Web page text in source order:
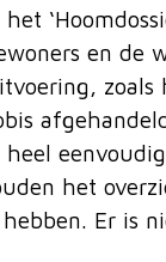
en de
het
Er is